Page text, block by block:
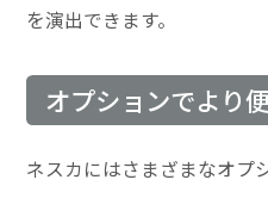
を演出できます。
オプションでより
ネスカにはさまざまなオプ